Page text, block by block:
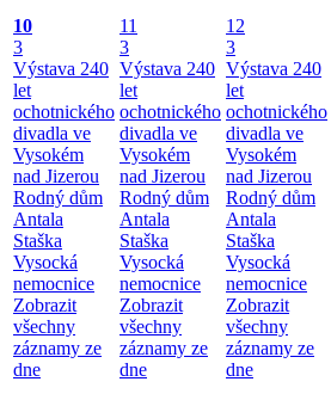
10
3
Výstava 240
let
ochotnického
divadla ve
Vysokém
nad Jizerou
Rodný dům
Antala
Staška
Vysocká
nemocnice
Zobrazit
všechny
záznamy ze
dne
11
3
Výstava 240
let
ochotnického
divadla ve
Vysokém
nad Jizerou
Rodný dům
Antala
Staška
Vysocká
nemocnice
Zobrazit
všechny
záznamy ze
dne
12
3
Výstava 240
let
ochotnického
divadla ve
Vysokém
nad Jizerou
Rodný dům
Antala
Staška
Vysocká
nemocnice
Zobrazit
všechny
záznamy ze
dne